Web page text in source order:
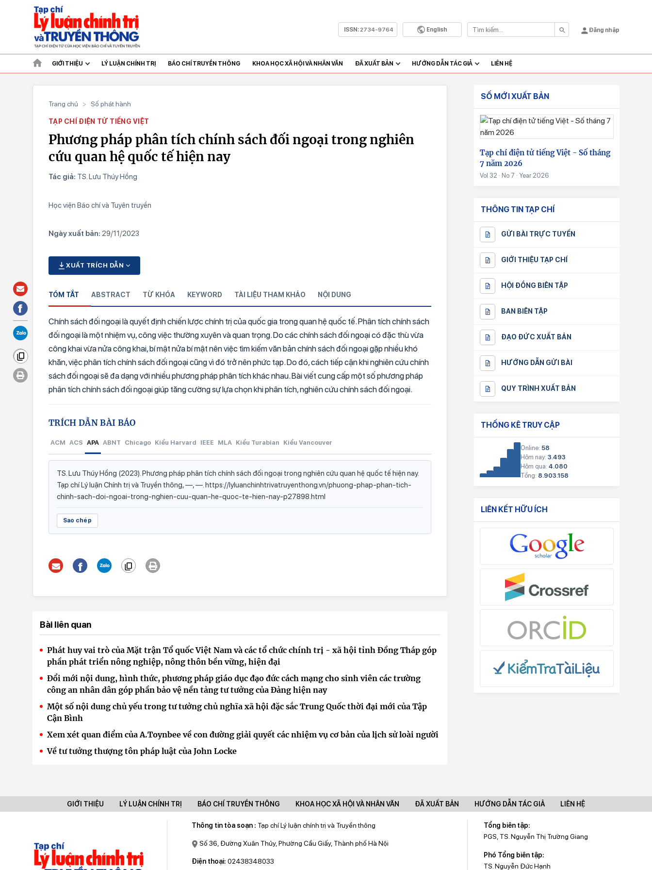
ISSN:2734-9764 English Đăng nhập
GIỚI THIỆU LÝ LUẬN CHÍNH TRỊ BÁO CHÍ TRUYỀN THÔNG KHOA HỌC XÃ HỘI VÀ NHÂN VĂN ĐÃ XUẤT BẢN HƯỚNG DẪN TÁC GIẢ LIÊN HỆ
Trang chủ > Số phát hành
TẠP CHÍ ĐIỆN TỬ TIẾNG VIỆT
Phương pháp phân tích chính sách đối ngoại trong nghiên
cứu quan hệ quốc tế hiện nay
Tác giả: TS. Lưu Thúy Hồng
Học viện Báo chí và Tuyên truyền
Ngày xuất bản: 29/11/2023
XUẤT TRÍCH DẪN
TÓM TẮT ABSTRACT TỪ KHÓA KEYWORD TÀI LIỆU THAM KHẢO NỘI DUNG
Chính sách đối ngoại là quyết định chiến lược chính trị của quốc gia trong quan hệ quốc tế. Phân tích chính sách
đối ngoại là một nhiệm vụ, công việc thường xuyên và quan trọng. Do các chính sách đối ngoại có đặc thù vừa
công khai vừa nửa công khai, bí mật nửa bí mật nên việc tìm kiếm văn bản chính sách đối ngoại gặp nhiều khó
khăn, việc phân tích chính sách đối ngoại cũng vì đó trở nên phức tạp. Do đó, cách tiếp cận khi nghiên cứu chính
sách đối ngoại sẽ đa dạng với nhiều phương pháp phân tích khác nhau. Bài viết cung cấp một số phương pháp
phân tích chính sách đối ngoại giúp tăng cường sự lựa chọn khi phân tích, nghiên cứu chính sách đối ngoại.
TRÍCH DẪN BÀI BÁO
ACM ACS APA ABNT Chicago Kiểu Harvard IEEE MLA Kiểu Turabian Kiểu Vancouver
TS. Lưu Thúy Hồng (2023). Phương pháp phân tích chính sách đối ngoại trong nghiên cứu quan hệ quốc tế hiện nay.
Tạp chí Lý luận Chính trị và Truyền thông, —, —. https://lyluanchinhtrivatruyenthong.vn/phuong-phap-phan-tich-
chinh-sach-doi-ngoai-trong-nghien-cuu-quan-he-quoc-te-hien-nay-p27898.html
Sao chép
Bài liên quan
Phát huy vai trò của Mặt trận Tổ quốc Việt Nam và các tổ chức chính trị - xã hội tỉnh Đồng Tháp góp
phần phát triển nông nghiệp, nông thôn bền vững, hiện đại
Đổi mới nội dung, hình thức, phương pháp giáo dục đạo đức cách mạng cho sinh viên các trường
công an nhân dân góp phần bảo vệ nền tảng tư tưởng của Đảng hiện nay
Một số nội dung chủ yếu trong tư tưởng chủ nghĩa xã hội đặc sắc Trung Quốc thời đại mới của Tập
Cận Bình
Xem xét quan điểm của A.Toynbee về con đường giải quyết các nhiệm vụ cơ bản của lịch sử loài người
Về tư tưởng thượng tôn pháp luật của John Locke
SỐ MỚI XUẤT BẢN
Tạp chí điện tử tiếng Việt - Số tháng
7 năm 2026
Vol 32 · No 7 · Year 2026
THÔNG TIN TẠP CHÍ
GỬI BÀI TRỰC TUYẾN
GIỚI THIỆU TẠP CHÍ
HỘI ĐỒNG BIÊN TẬP
BAN BIÊN TẬP
ĐẠO ĐỨC XUẤT BẢN
HƯỚNG DẪN GỬI BÀI
QUY TRÌNH XUẤT BẢN
THỐNG KÊ TRUY CẬP
Online: 58
Hôm nay: 3.493
Hôm qua: 4.080
Tổng: 8.903.158
LIÊN KẾT HỮU ÍCH
GIỚI THIỆU LÝ LUẬN CHÍNH TRỊ BÁO CHÍ TRUYỀN THÔNG KHOA HỌC XÃ HỘI VÀ NHÂN VĂN ĐÃ XUẤT BẢN HƯỚNG DẪN TÁC GIẢ LIÊN HỆ
Thông tin tòa soạn : Tạp chí Lý luận chính trị và Truyền thông
Số 36, Đường Xuân Thủy, Phường Cầu Giấy, Thành phố Hà Nội
Điện thoại: 02438348033
Tổng biên tập:
PGS, TS. Nguyễn Thị Trường Giang
Phó Tổng biên tập:
TS. Nguyễn Đức Hạnh